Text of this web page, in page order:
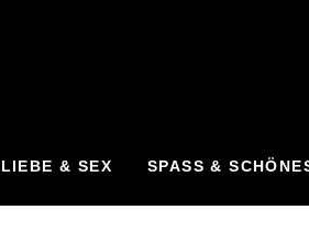
LIEBE & SEX SPASS & SCHÖNES